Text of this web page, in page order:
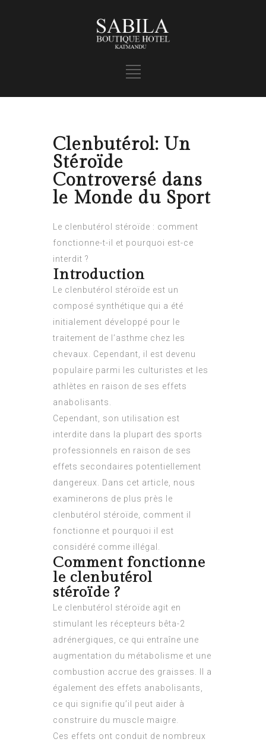
Clenbutérol: Un
Stéroïde
Controversé dans
le Monde du Sport
Le clenbutérol stéroïde : comment
fonctionne-t-il et pourquoi est-ce
interdit ?
Introduction
Le clenbutérol stéroïde est un
composé synthétique qui a été
initialement développé pour le
traitement de l’asthme chez les
chevaux. Cependant, il est devenu
populaire parmi les culturistes et les
athlètes en raison de ses effets
anabolisants.
Cependant, son utilisation est
interdite dans la plupart des sports
professionnels en raison de ses
effets secondaires potentiellement
dangereux. Dans cet article, nous
examinerons de plus près le
clenbutérol stéroïde, comment il
fonctionne et pourquoi il est
considéré comme illégal.
Comment fonctionne
le clenbutérol
stéroïde ?
Le clenbutérol stéroïde agit en
stimulant les récepteurs bêta-2
adrénergiques, ce qui entraîne une
augmentation du métabolisme et une
combustion accrue des graisses. Il a
également des effets anabolisants,
ce qui signifie qu’il peut aider à
construire du muscle maigre.
Ces effets ont conduit de nombreux